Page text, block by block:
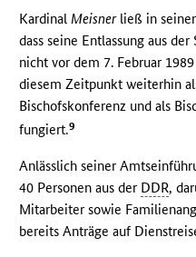
KardinalMeisnerließ in
dass seine Entlassung aus
nicht vor dem 7. Februar
diesem Zeitpunkt weiterhin
Bischofskonferenz und als
fungiert.9
Anlässlich seiner
40 Personen aus der DDR,
Mitarbeiter sowie
bereits Anträge auf